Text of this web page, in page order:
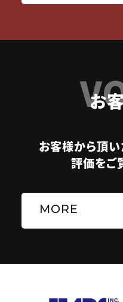
お
お客様から頂
評価をご
MORE